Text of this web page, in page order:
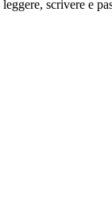
scrivere e